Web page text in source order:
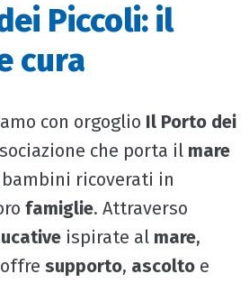
Piccoli: il
cura
con orgoglio Il Porto dei
che porta il mare
ricoverati in
famiglie. Attraverso
ispirate al mare,
supporto, ascolto e